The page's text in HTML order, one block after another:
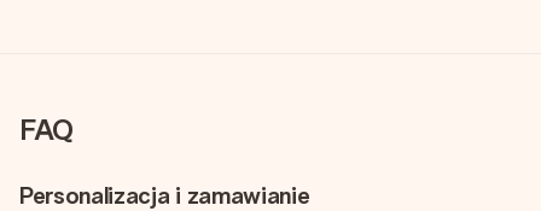
FAQ
Personalizacja i zamawianie